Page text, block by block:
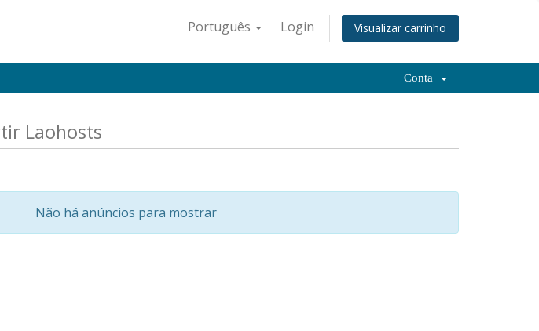
Português Login Visualizar carrinho
Conta
Laohosts
Não há anúncios para mostrar